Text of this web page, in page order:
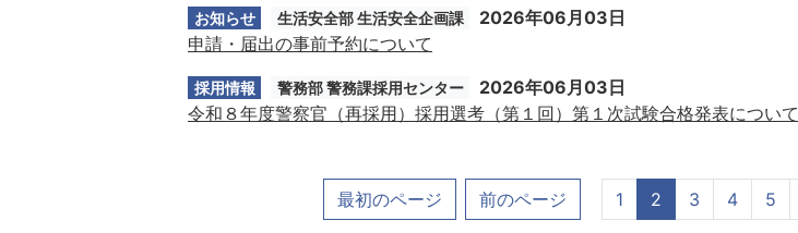
お知らせ 生活安全部 生活安全企画課
2026年06月03日
申請・届出の事前予約について
採用情報 警務部 警務課採用センター
2026年06月03日
令和８年度警察官（再採用）採用選考（第１回）第１次試験合格発表について
最初のページ 前のページ 1 2 3 4 5